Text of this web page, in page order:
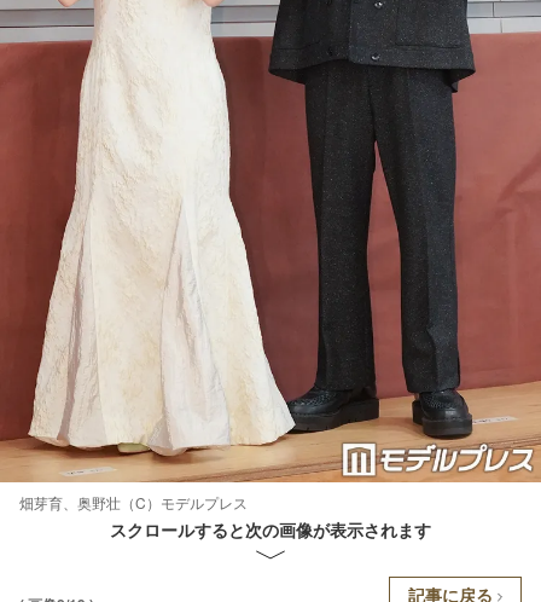
畑芽育、奥野壮（C）モデルプレス
スクロールすると次の画像が表示されます
記事に戻る